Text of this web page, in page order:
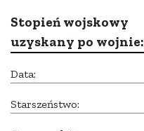
Stopień wojskowy
uzyskany po wojnie:
Data:
Starszeństwo: